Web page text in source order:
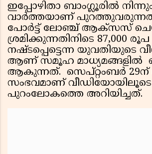
ഇപ്പോഴിതാ ബാംഗ്ലൂരില്‍ നിന്നും
വാര്‍ത്തയാണ്
പോര്‍ട്ട് ലോഞ്ച് ആക്‌സസ്
ശ്രമിക്കുന്നതിനിടെ 87,000 രൂപ
നഷ്ടപ്പെട്ടെന്ന യുവതിയുടെ
ആണ് സമൂഹ മാധ്യമങ്ങളില്‍
ആകുന്നത്. സെപ്റ്റംബര്‍ 29ന്
സംഭവമാണ്
പുറംലോകത്തെ അറിയിച്ചത്.